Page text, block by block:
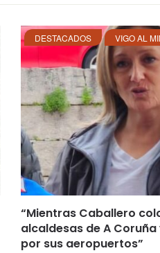
DESTACADOS VIGO AL
“Mientras Caballero
alcaldesas de A
por sus aeropuertos”